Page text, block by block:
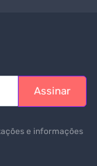
Assinar
e informações